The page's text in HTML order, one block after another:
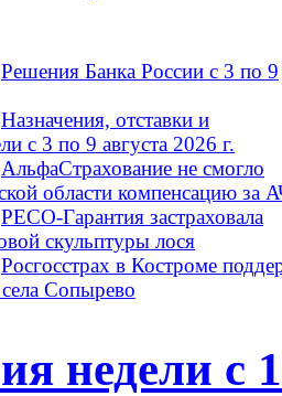
Решения Банка России с 3 по 9
Назначения, отставки и
с 3 по 9 августа 2026 г.
АльфаСтрахование не смогло
области компенсацию за
РЕСО-Гарантия застраховала
скульптуры лося
Росгосстрах в Костроме
Сопырево
недели с